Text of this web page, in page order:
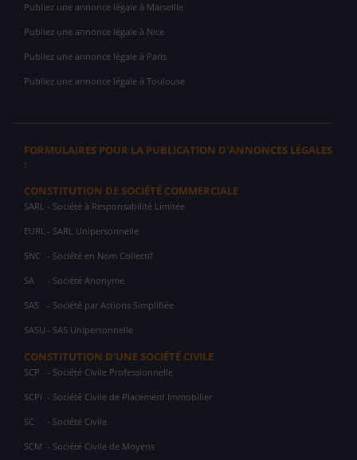
Publiez une annonce légale à Marseille
Publiez une annonce légale à Nice
Publiez une annonce légale à Paris
Publiez une annonce légale à Toulouse
FORMULAIRES POUR LA PUBLICATION D'ANNONCES LÉGALES
:
CONSTITUTION DE SOCIÉTÉ COMMERCIALE
SARL - Société à Responsabilité Limitée
EURL - SARL Unipersonnelle
SNC - Société en Nom Collectif
SA - Société Anonyme
SAS - Société par Actions Simplifiée
SASU - SAS Unipersonnelle
CONSTITUTION D'UNE SOCIÉTÉ CIVILE
SCP - Société Civile Professionnelle
SCPI - Société Civile de Placement Immobilier
SC - Société Civile
SCM - Société Civile de Moyens